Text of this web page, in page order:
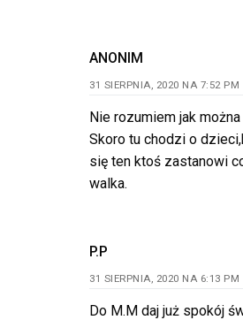
ANONIM
31 SIERPNIA, 2020 NA 7:52 PM
Nie rozumiem jak
Skoro tu chodzi o
się ten ktoś zastanowi
walka.
P.P
31 SIERPNIA, 2020 NA 6:13 PM
Do M.M daj już spokój